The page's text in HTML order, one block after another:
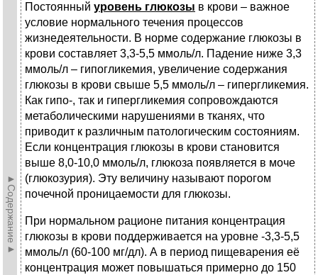
►Содержание►
Постоянный уровень глюкозы в крови – важное
условие нормального течения процессов
жизнедеятельности. В норме содержание глюкозы в
крови составляет 3,3-5,5 ммоль/л. Падение ниже 3,3
ммоль/л – гипогликемия, увеличение содержания
глюкозы в крови свыше 5,5 ммоль/л – гипергликемия.
Как гипо-, так и гипергликемия сопровождаются
метаболическими нарушениями в тканях, что
приводит к различным патологическим состояниям.
Если концентрация глюкозы в крови становится
выше 8,0-10,0 ммоль/л, глюкоза появляется в моче
(глюкозурия). Эту величину называют порогом
почечной проницаемости для глюкозы.
При нормальном рационе питания концентрация
глюкозы в крови поддерживается на уровне -3,3-5,5
ммоль/л (60-100 мг/дл). А в период пищеварения её
концентрация может повышаться примерно до 150